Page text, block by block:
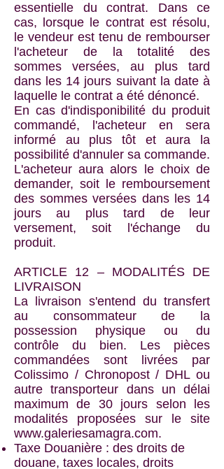
essentielle du contrat. Dans ce
cas, lorsque le contrat est résolu,
le vendeur est tenu de rembourser
l'acheteur de la totalité des
sommes versées, au plus tard
dans les 14 jours suivant la date à
laquelle le contrat a été dénoncé.
En cas d'indisponibilité du produit
commandé, l'acheteur en sera
informé au plus tôt et aura la
possibilité d'annuler sa commande.
L'acheteur aura alors le choix de
demander, soit le remboursement
des sommes versées dans les 14
jours au plus tard de leur
versement, soit l'échange du
produit.
ARTICLE 12 – MODALITÉS DE
LIVRAISON
La livraison s'entend du transfert
au consommateur de la
possession physique ou du
contrôle du bien. Les pièces
commandées sont livrées par
Colissimo / Chronopost / DHL ou
autre transporteur dans un délai
maximum de 30 jours selon les
modalités proposées sur le site
www.galeriesamagra.com.
Taxe Douanière : des droits de
douane, taxes locales, droits